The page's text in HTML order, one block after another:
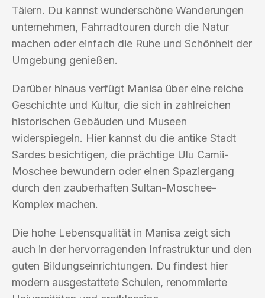
Tälern. Du kannst wunderschöne Wanderungen
unternehmen, Fahrradtouren durch die Natur
machen oder einfach die Ruhe und Schönheit der
Umgebung genießen.
Darüber hinaus verfügt Manisa über eine reiche
Geschichte und Kultur, die sich in zahlreichen
historischen Gebäuden und Museen
widerspiegeln. Hier kannst du die antike Stadt
Sardes besichtigen, die prächtige Ulu Camii-
Moschee bewundern oder einen Spaziergang
durch den zauberhaften Sultan-Moschee-
Komplex machen.
Die hohe Lebensqualität in Manisa zeigt sich
auch in der hervorragenden Infrastruktur und den
guten Bildungseinrichtungen. Du findest hier
modern ausgestattete Schulen, renommierte